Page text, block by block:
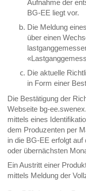
Aufnahme der
BG-EE liegt vor.
Die Meldung
über einen
Die aktuelle
in Form einer
Die Bestätigung der
Webseite bg-
mittels eines
dem Produzenten per
in die BG-EE erfolgt
oder übernächsten
Ein Austritt einer
mittels Meldung der